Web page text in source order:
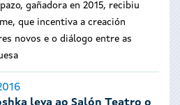
gañadora en 2015, recibiu
que incentiva a creación
novos e o diálogo entre as